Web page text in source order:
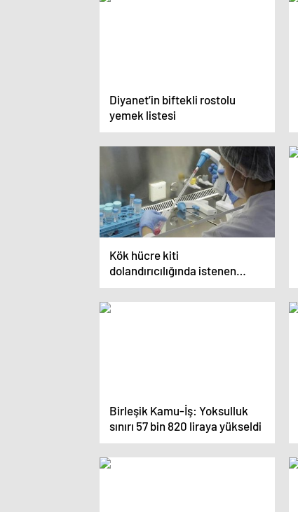
Diyanet’in biftekli rostolu
yemek listesi
Kök hücre kiti
dolandırıcılığında istenen
cezalar belli oldu
Birleşik Kamu-İş: Yoksulluk
sınırı 57 bin 820 liraya yükseldi